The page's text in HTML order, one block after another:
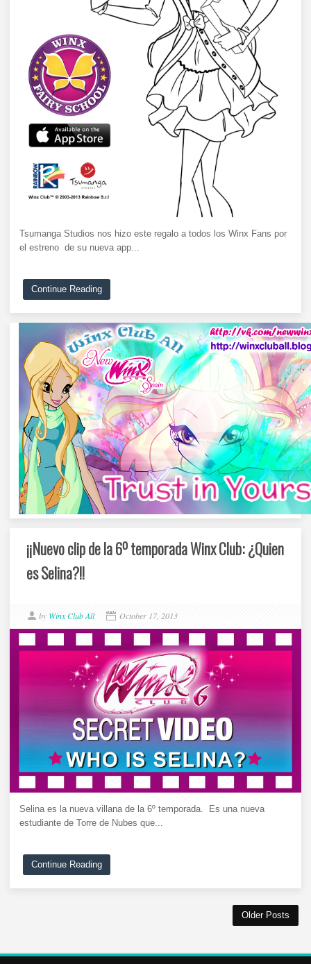
Tsumanga Studios nos hizo este regalo a todos los Winx Fans por
el estreno de su nueva app...
Continue Reading
¡¡Nuevo clip de la 6º temporada Winx Club: ¿Quien
es Selina?!!
by Winx Club All October 17, 2013
Selina es la nueva villana de la 6º temporada. Es una nueva
estudiante de Torre de Nubes que...
Continue Reading
Older Posts